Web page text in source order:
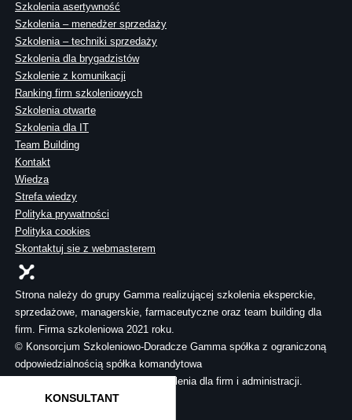
KONSULTANT
Szkolenia asertywność
Szkolenia – menedżer sprzedaży
Szkolenia – techniki sprzedaży
Szkolenia dla brygadzistów
Szkolenie z komunikacji
Ranking firm szkoleniowych
Szkolenia otwarte
Szkolenia dla IT
Team Building
Kontakt
Wiedza
Strefa wiedzy
Polityka prywatności
Polityka cookies
Skontaktuj sie z webmasterem
Strona należy do grupy Gamma realizującej szkolenia eksperckie,
sprzedażowe, managerskie, farmaceutyczne oraz team building dla
firm. Firma szkoleniowa 2021 roku.
© Konsorcjum Szkoleniowo-Doradcze Gamma spółka z ograniczoną
odpowiedzialnością spółka komandytowa
Wszelkie prawa zastrzeżone. Szkolenia dla firm i administracji.